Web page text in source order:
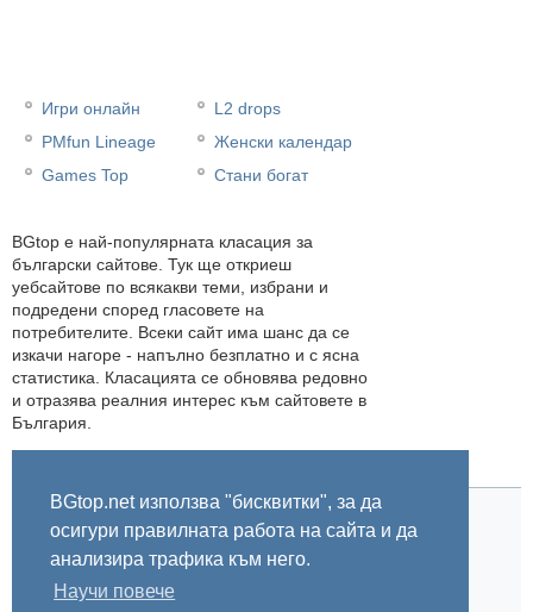
BGtop.net използва "бисквитки", за да
осигури правилната работа на сайта и да
анализира трафика към него.
Научи повече
Игри онлайн
PMfun Lineage
Games Top
L2 drops
Женски календар
Стани богат
BGtop e най-популярната класация за
български сайтове. Тук ще откриеш
уебсайтове по всякакви теми, избрани и
подредени според гласовете на
потребителите. Всеки сайт има шанс да се
изкачи нагоре - напълно безплатно и с ясна
статистика. Класацията се обновява редовно
и отразява реалния интерес към сайтовете в
България.
Начало Правила За BGtop.net
Пишете ни
Линк за гласуване
Бисквитки Поверителност
© 2002-2026 BGtop.net